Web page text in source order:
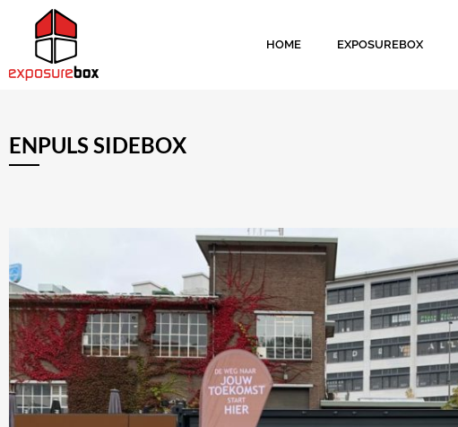
HOME EXPOSUREBOX
ENPULS SIDEBOX